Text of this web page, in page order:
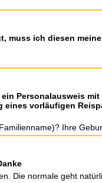
muss ich diesen
Personalausweis
vorläufigen
Ihre
Die normale geht